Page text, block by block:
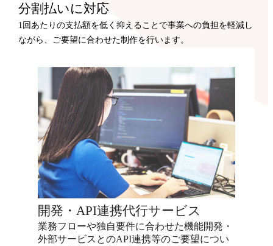
分割払いに対応
1回あたりの支払額を低く抑えることで事業への負担を軽減し
ながら、ご要望に合わせた制作を行います。
開発・API連携代行サービス
業務フローや独自要件に合わせた機能開発・
外部サービスとのAPI連携等のご要望につい